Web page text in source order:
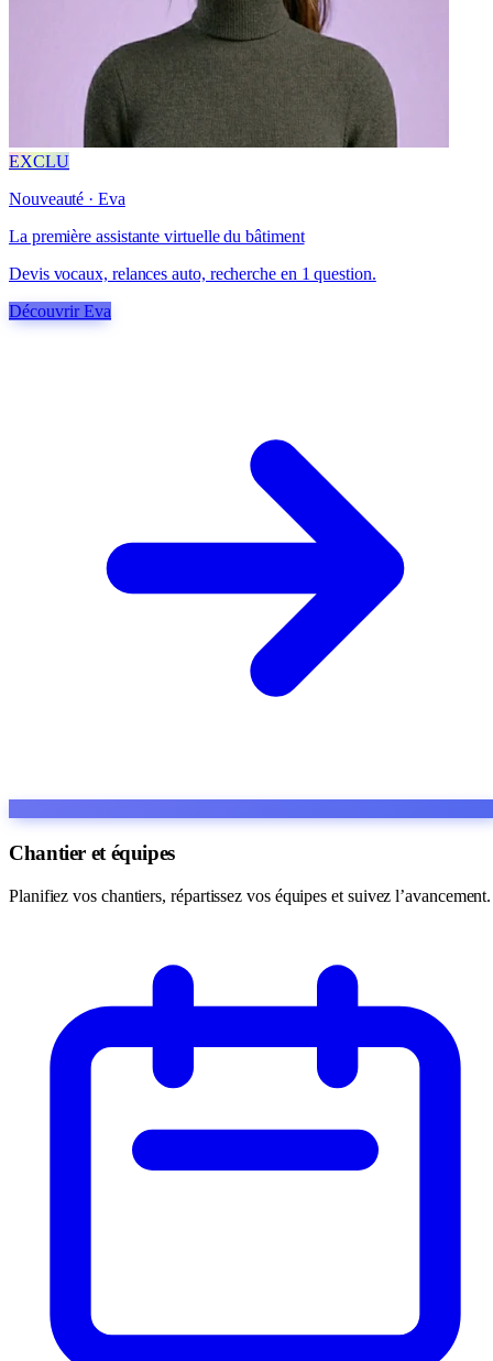
EXCLU
Nouveauté · Eva
La première assistante virtuelle du bâtiment
Devis vocaux, relances auto, recherche en 1 question.
Découvrir Eva
Chantier et équipes
Planifiez vos chantiers, répartissez vos équipes et suivez l’avancement.